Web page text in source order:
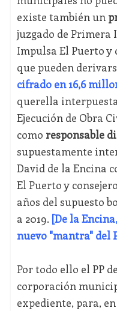
existe también un
juzgado de
Impulsa El Puerto
que pueden
cifrado en 16,6
querella
Ejecución de Obra
como responsable
supuestamente
David de la Encina
El Puerto y
años del supuesto
a 2019. [De la
nuevo "mantra" del
Por todo ello el PP
corporación
expediente, para,